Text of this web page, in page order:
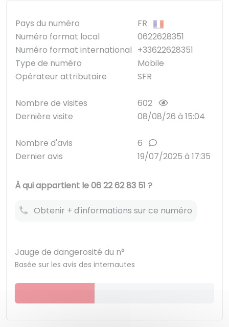
Pays du numéro
FR
Numéro format local
0622628351
Numéro format international +33622628351
Type de numéro
Mobile
Opérateur attributaire
SFR
Nombre de visites
602
Dernière visite
08/08/26 à 15:04
Nombre d'avis
6
Dernier avis
19/07/2025 à 17:35
À qui appartient le 06 22 62 83 51 ?
Obtenir + d'informations sur ce numéro
Jauge de dangerosité du n°
Basée sur les avis des internautes